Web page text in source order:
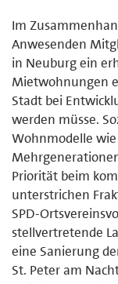
Im
Anwesenden
in Neuburg ein
Mietwohnungen
Stadt bei
werden müsse.
Wohnmodelle
Priorität beim
unterstrichen
SPD-
stellvertretende
eine Sanierung
St. Peter am